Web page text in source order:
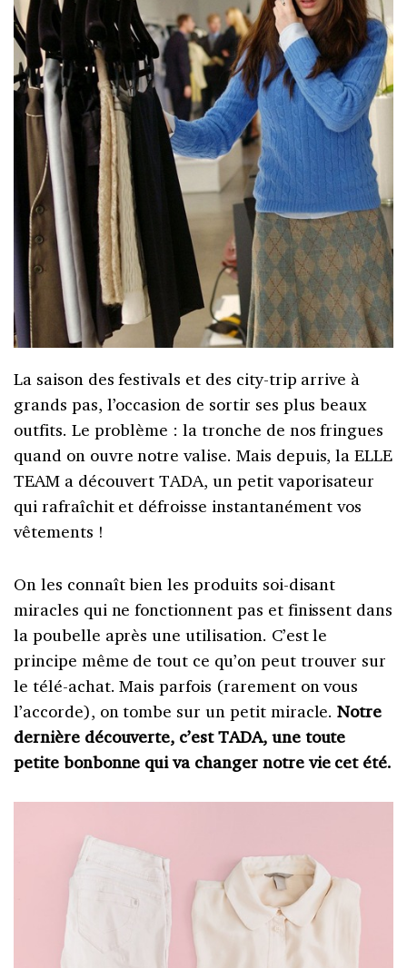
La saison des festivals et des city-trip arrive à
grands pas, l’occasion de sortir ses plus beaux
outfits. Le problème : la tronche de nos fringues
quand on ouvre notre valise. Mais depuis, la ELLE
TEAM a découvert TADA, un petit vaporisateur
qui rafraîchit et défroisse instantanément vos
vêtements !
On les connaît bien les produits soi-disant
miracles qui ne fonctionnent pas et finissent dans
la poubelle après une utilisation. C’est le
principe même de tout ce qu’on peut trouver sur
le télé-achat. Mais parfois (rarement on vous
l’accorde), on tombe sur un petit miracle. Notre
dernière découverte, c’est TADA, une toute
petite bonbonne qui va changer notre vie cet été.